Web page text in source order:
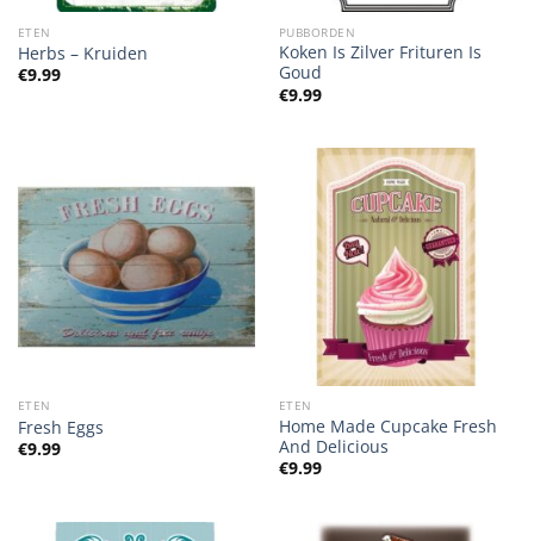
ETEN
Herbs – Kruiden
€9.99
PUBBORDEN
Koken Is Zilver Frituren Is
Goud
€9.99
ETEN
Fresh Eggs
€9.99
ETEN
Home Made Cupcake Fresh
And Delicious
€9.99